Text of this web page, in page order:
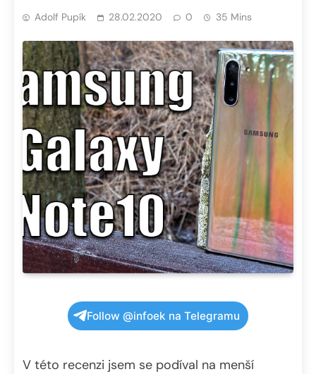
Adolf Pupík 28.02.2020 0 35 Mins
Follow @infoek na Telegramu
V této recenzi jsem se podíval na menší